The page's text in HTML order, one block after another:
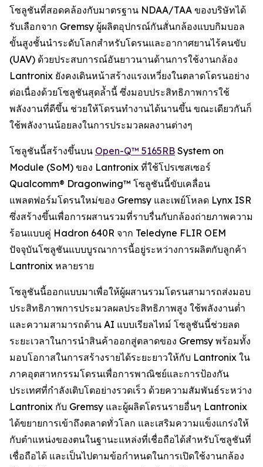
โซลูชันที่สอดคล้องกับมาตรฐาน NDAA/TAA ของบริษัทได้
รับเลือกจาก Gremsy ผู้ผลิตอุปกรณ์กันสั่นกล้องแบบกิมบอล
ขั้นสูงชั้นนำระดับโลกสำหรับโดรนและอากาศยานไร้คนขับ
(UAV) ด้วยประสบการณ์อันยาวนานด้านการใช้งานกล้อง
Lantronix ยังคงเดินหน้าสร้างแรงเหวี่ยงในตลาดโดรนอย่าง
ต่อเนื่องด้วยโซลูชันสุดล้ำนี้ ซึ่งมอบประสิทธิภาพการใช้
พลังงานที่ดีขึ้น ช่วยให้โดรนทำงานได้นานขึ้น ขณะเดียวกันก็
ใช้พลังงานน้อยลงในการประมวลผลงานต่างๆ
โซลูชันนี้สร้างขึ้นบน Open-Q™ 5165RB System on
Module (SoM) ของ Lantronix ที่ใช้โปรเซสเซอร์
Qualcomm® Dragonwing™ โซลูชันนี้ขับเคลื่อน
แพลตฟอร์มโดรนใหม่ของ Gremsy และเพย์โหลด Lynx ISR
ซึ่งสร้างขึ้นเพื่อการผสานรวมที่ราบรื่นกับกล้องถ่ายภาพความ
ร้อนแบบคู่ Hadron 640R จาก Teledyne FLIR OEM
ปัจจุบันโซลูชันแบบบูรณาการนี้อยู่ระหว่างการผลิตกับลูกค้า
Lantronix หลายราย
โซลูชันนี้ออกแบบมาเพื่อให้ผู้ผสานรวมโดรนสามารถส่งมอบ
ประสิทธิภาพการประมวลผลประสิทธิภาพสูง ใช้พลังงานต่ำ
และความสามารถด้าน AI แบบเรียลไทม์ โซลูชันนี้ช่วยลด
ระยะเวลาในการนำสินค้าออกสู่ตลาดของ Gremsy พร้อมทั้ง
มอบโอกาสในการสร้างรายได้ระยะยาวให้กับ Lantronix ใน
ภาคอุตสาหกรรมโดรนเพื่อการพาณิชย์และการป้องกัน
ประเทศที่กำลังเติบโตอย่างรวดเร็ว ด้วยความสัมพันธ์ระหว่าง
Lantronix กับ Gremsy และผู้ผลิตโดรนรายอื่นๆ Lantronix
ได้ขยายการเข้าถึงตลาดทั่วโลก และเสริมความแข็งแกร่งให้
กับตำแหน่งของตนในฐานะแหล่งที่เชื่อถือได้สำหรับโซลูชันที่
เชื่อถือได้ และเป็นไปตามข้อกำหนดในการเปิดใช้งานกล้อง